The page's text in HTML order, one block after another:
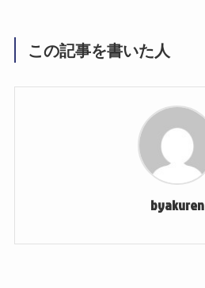
この記事を書いた人
byakuren